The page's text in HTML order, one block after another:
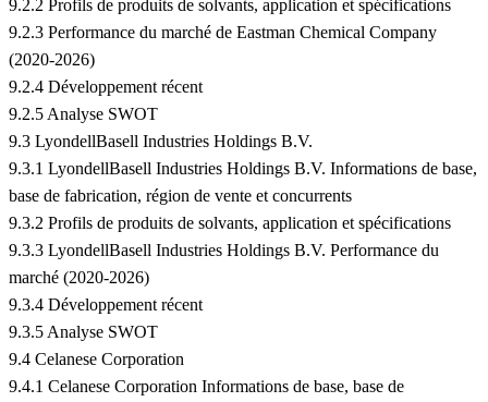
9.2.2 Profils de produits de solvants, application et spécifications
9.2.3 Performance du marché de Eastman Chemical Company
(2020-2026)
9.2.4 Développement récent
9.2.5 Analyse SWOT
9.3 LyondellBasell Industries Holdings B.V.
9.3.1 LyondellBasell Industries Holdings B.V. Informations de base,
base de fabrication, région de vente et concurrents
9.3.2 Profils de produits de solvants, application et spécifications
9.3.3 LyondellBasell Industries Holdings B.V. Performance du
marché (2020-2026)
9.3.4 Développement récent
9.3.5 Analyse SWOT
9.4 Celanese Corporation
9.4.1 Celanese Corporation Informations de base, base de